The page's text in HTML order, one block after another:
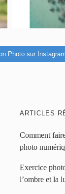
Photo sur Instagram
ARTICLES
Comment
photo
Exercice
l’ombre et la